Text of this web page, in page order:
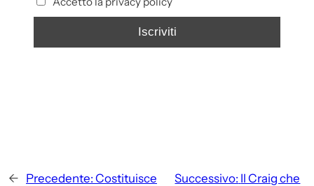
← Precedente: Costituisce
Successivo: Il Craig che